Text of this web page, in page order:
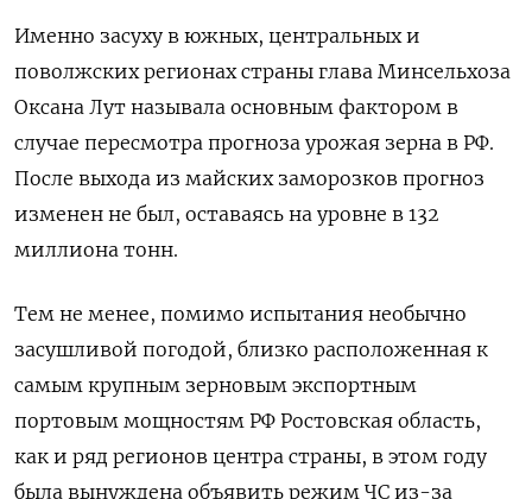
Именно засуху в южных, центральных и
поволжских регионах страны глава Минсельхоза
Оксана Лут называла основным фактором в
случае пересмотра прогноза урожая зерна в РФ.
После выхода из майских заморозков прогноз
изменен не был, оставаясь на уровне в 132
миллиона тонн.
Тем не менее, помимо испытания необычно
засушливой погодой, близко расположенная к
самым крупным зерновым экспортным
портовым мощностям РФ Ростовская область,
как и ряд регионов центра страны, в этом году
была вынуждена объявить режим ЧС из-за